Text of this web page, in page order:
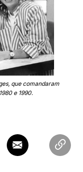
que comandaram
e 1990.